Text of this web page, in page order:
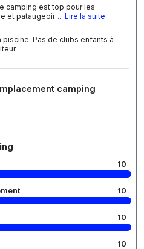
camping est top pour les
et pataugeoir ... Lire la suite
piscine. Pas de clubs enfants à
camping
10
10
10
10